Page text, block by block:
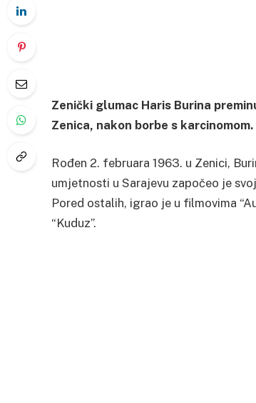
Zenički glumac Haris Burina
Zenica, nakon borbe s karcinomom.
Rođen 2. februara 1963. u Zenici,
umjetnosti u Sarajevu započeo je
Pored ostalih, igrao je u filmovima
“Kuduz”.